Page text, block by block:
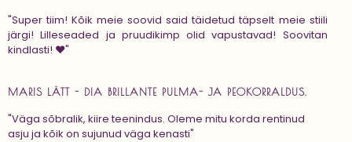
"Super tiim! Kõik meie soovid said täidetud täpselt meie stiili
järgi! Lilleseaded ja pruudikimp olid vapustavad! Soovitan
kindlasti! ❤"
MARIS LÄTT - DIA BRILLANTE PULMA- JA PEOKORRALDUS.
"Väga sõbralik, kiire teenindus. Oleme mitu korda rentinud
asju ja kõik on sujunud väga kenasti"